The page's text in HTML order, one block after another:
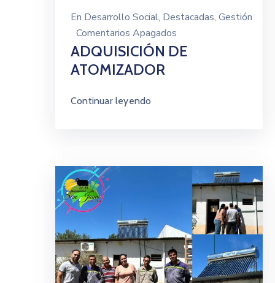
En Desarrollo Social‚ Destacadas‚ Gestión
Comentarios Apagados
ADQUISICIÓN DE
ATOMIZADOR
Continuar leyendo